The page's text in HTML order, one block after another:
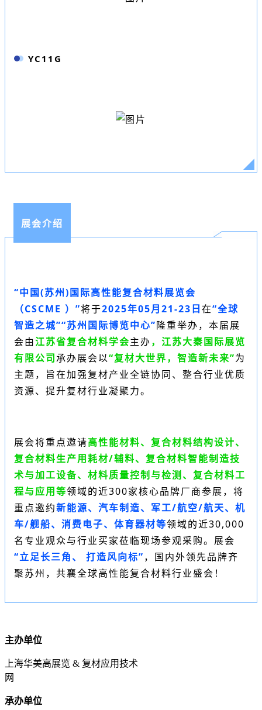
YC11G
展会介绍
“中国(苏州)国际高性能复合材料展览会
（CSCME ）”将于2025年05月21-23日在“全球
智造之城”“苏州国际博览中心”隆重举办，本届展
会由江苏省复合材料学会主办，江苏大秦国际展览
有限公司承办展会以“复材大世界，智造新未来”为
主题，旨在加强复材产业全链协同、整合行业优质
资源、提升复材行业凝聚力。
展会将重点邀请高性能材料、复合材料结构设计、
复合材料生产用耗材/辅料、复合材料智能制造技
术与加工设备、材料质量控制与检测、复合材料工
程与应用等领域的近300家核心品牌厂商参展，将
重点邀约新能源、汽车制造、军工/航空/航天、机
车/舰船、消费电子、体育器材等领域的近30,000
名专业观众与行业买家莅临现场参观采购。展会
“立足长三角、 打造风向标”，国内外领先品牌齐
聚苏州，共襄全球高性能复合材料行业盛会！
主办单位
上海华美高展览 & 复材应用技术
网
承办单位